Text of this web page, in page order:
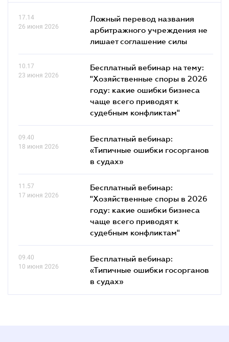
17.14
26 июня 2026
Ложный перевод названия
арбитражного учреждения не
лишает соглашение силы
10.17
23 июня 2026
Бесплатный вебинар на тему:
"Хозяйственные споры в 2026
году: какие ошибки бизнеса
чаще всего приводят к
судебным конфликтам"
09.40
18 июня 2026
Бесплатный вебинар:
«Типичные ошибки госорганов
в судах»
11.57
17 июня 2026
Бесплатный вебинар:
"Хозяйственные споры в 2026
году: какие ошибки бизнеса
чаще всего приводят к
судебным конфликтам"
09.40
10 июня 2026
Бесплатный вебинар:
«Типичные ошибки госорганов
в судах»